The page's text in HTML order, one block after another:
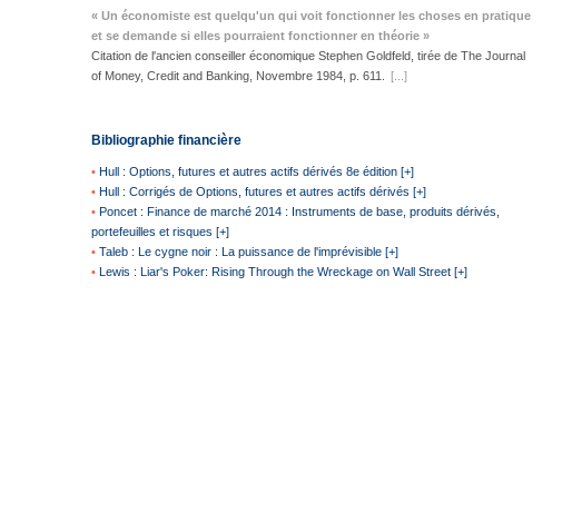
« Un économiste est quelqu'un qui voit fonctionner les choses en pratique
et se demande si elles pourraient fonctionner en théorie »
Citation de l'ancien conseiller économique Stephen Goldfeld, tirée de The Journal
of Money, Credit and Banking, Novembre 1984, p. 611.
[...]
Bibliographie financière
• Hull : Options, futures et autres actifs dérivés 8e édition [+]
• Hull : Corrigés de Options, futures et autres actifs dérivés [+]
• Poncet : Finance de marché 2014 : Instruments de base, produits dérivés,
portefeuilles et risques [+]
• Taleb : Le cygne noir : La puissance de l'imprévisible [+]
• Lewis : Liar's Poker: Rising Through the Wreckage on Wall Street [+]